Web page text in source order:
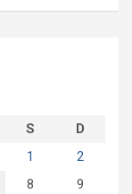
S
D
1
2
8
9